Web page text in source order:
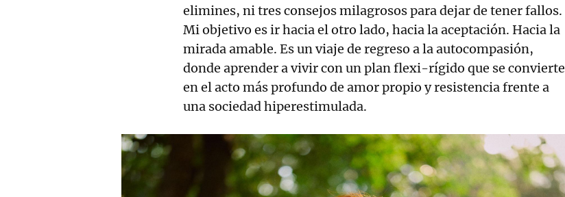
elimines, ni tres consejos milagrosos para dejar de tener fallos.
Mi objetivo es ir hacia el otro lado, hacia la aceptación. Hacia la
mirada amable. Es un viaje de regreso a la autocompasión,
donde aprender a vivir con un plan flexi-rígido que se convierte
en el acto más profundo de amor propio y resistencia frente a
una sociedad hiperestimulada.